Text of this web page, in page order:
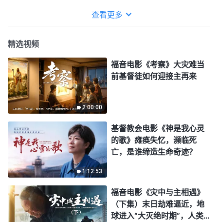
查看更多
精选视频
2:00:00
福音电影《考察》大灾难当
前基督徒如何迎接主再来
1:12:53
基督教会电影《神是我心灵
的歌》瘫痪失忆，濒临死
亡，是谁缔造生命奇迹？
福音电影《灾中与主相遇》
（下集）末日劫难逼近，地
球进入“大灭绝时期”，人类